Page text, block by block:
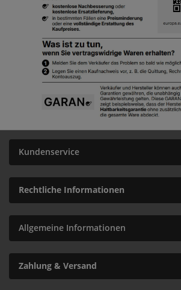
Kundenservice
Rechtliche Informationen
Allgemeine Informationen
Zahlung & Versand